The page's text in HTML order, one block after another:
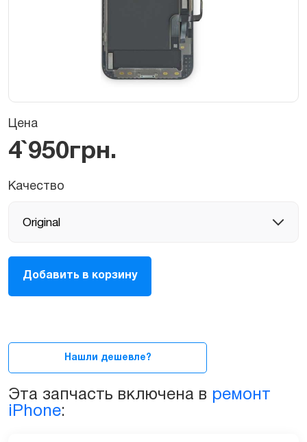
Цена
4`950грн.
Качество
Дисплей,
экран
в
(тачскрин)
iPhone
12
Добавить в корзину
Нашли дешевле?
Эта запчасть включена в ремонт
iPhone: